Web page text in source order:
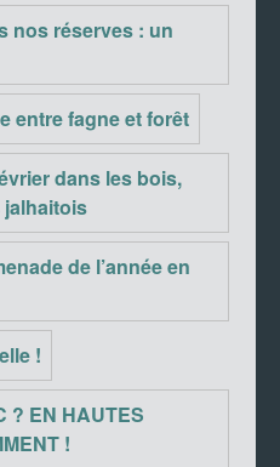
nos réserves : un
entre fagne et forêt
dans les bois,
de l’année en
!
? EN HAUTES
!